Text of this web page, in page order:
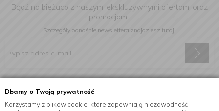
Dbamy o Twoją prywatność
Korzystamy z plików cookie, które zapewniają niezawodność
Bądź na bieżąco z naszymi ekskluzywnymi ofertami oraz
promocjami.
Szczegóły odnośnie newslettera znajdziesz tutaj.
elektroniczną na podany adres e-mail.